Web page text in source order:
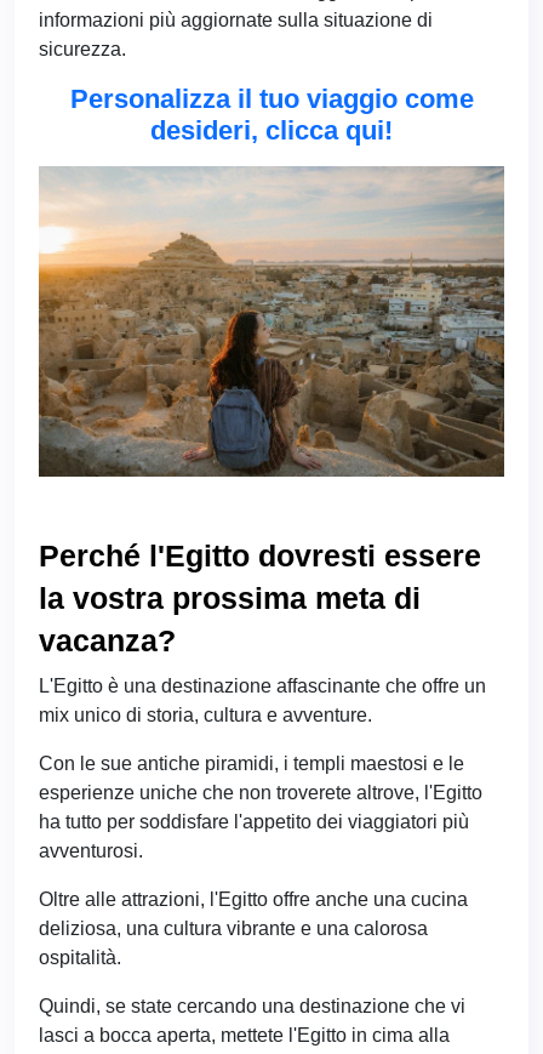
informazioni più aggiornate sulla situazione di
sicurezza.
Personalizza il tuo viaggio come
desideri, clicca qui!
Perché l'Egitto dovresti essere
la vostra prossima meta di
vacanza?
L'Egitto è una destinazione affascinante che offre un
mix unico di storia, cultura e avventure.
Con le sue antiche piramidi, i templi maestosi e le
esperienze uniche che non troverete altrove, l'Egitto
ha tutto per soddisfare l'appetito dei viaggiatori più
avventurosi.
Oltre alle attrazioni, l'Egitto offre anche una cucina
deliziosa, una cultura vibrante e una calorosa
ospitalità.
Quindi, se state cercando una destinazione che vi
lasci a bocca aperta, mettete l'Egitto in cima alla